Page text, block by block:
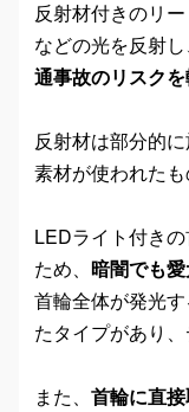
反射材付きのリ
などの光を反射
通事故のリスク
反射材は部分的
素材が使われたも
LEDライト付き
ため、 暗闇でも
首輪全体が発光
たタイプがあり、
また、 首輪に直